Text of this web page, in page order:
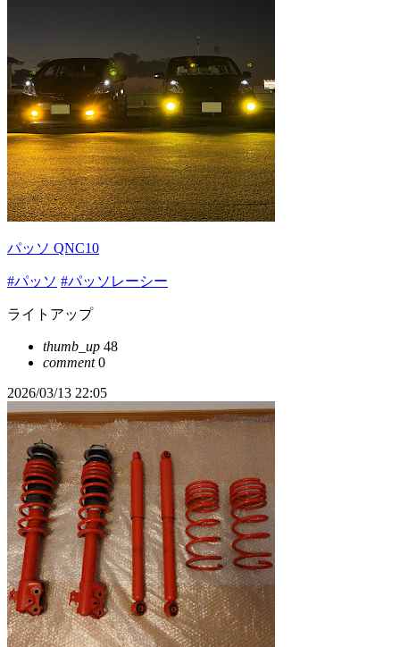
パッソ QNC10
#パッソ #パッソレーシー
ライトアップ
thumb_up 48
comment0
2026/03/13 22:05